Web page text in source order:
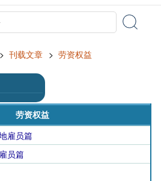
> 刊载文章 > 劳资权益
劳资权益
雇员篇
员篇